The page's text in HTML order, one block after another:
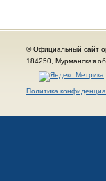
© Официальный сайт
184250, Мурманская
Политика